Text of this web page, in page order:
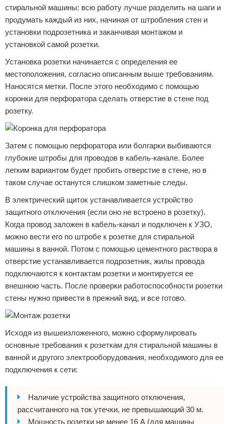
стиральной машины: всю работу лучше разделить на шаги и
продумать каждый из них, начиная от штробления стен и
установки подрозетника и заканчивая монтажом и
установкой самой розетки.
Установка розетки начинается с определения ее
местоположения, согласно описанным выше требованиям.
Наносятся метки. После этого необходимо с помощью
коронки для перфоратора сделать отверстие в стене под
розетку.
Затем с помощью перфоратора или болгарки выбиваются
глубокие штробы для проводов в кабель-канале. Более
легким вариантом будет пробить отверстие в стене, но в
таком случае останутся слишком заметные следы.
В электрический щиток устанавливается устройство
защитного отключения (если оно не встроено в розетку).
Когда провод заложен в кабель-канал и подключен к УЗО,
можно вести его по штробе к розетке для стиральной
машины в ванной. Потом с помощью цементного раствора в
отверстие устанавливается подрозетник, жилы провода
подключаются к контактам розетки и монтируется ее
внешнюю часть. После проверки работоспособности розетки
стены нужно привести в прежний вид, и все готово.
Исходя из вышеизложенного, можно сформулировать
основные требования к розеткам для стиральной машины в
ванной и другого электрооборудования, необходимого для ее
подключения к сети:
Наличие устройства защитного отключения,
рассчитанного на ток утечки, не превышающий 30 м.
Мощность розетки не менее 16 А (для машины